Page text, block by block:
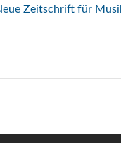
Zeitschrift für